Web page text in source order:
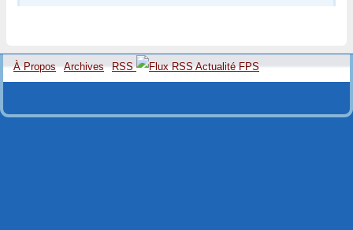
À Propos Archives RSS